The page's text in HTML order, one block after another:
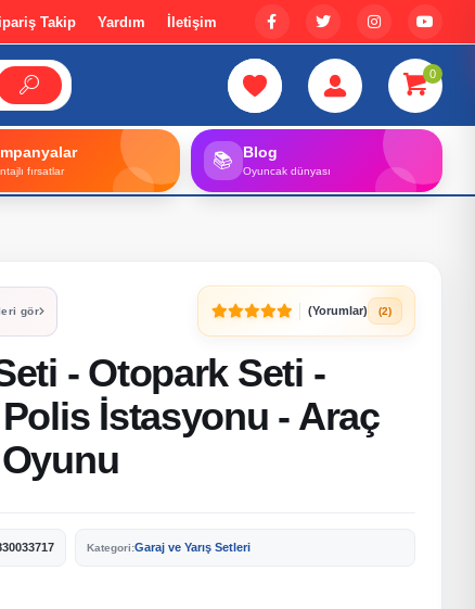
Takip Yardım İletişim
0
fırsatlar 📚 Blog
Oyuncak dünyası
gör (Yorumlar) (2)
- Otopark Seti -
İstasyonu - Araç
Kategori:Garaj ve Yarış Setleri